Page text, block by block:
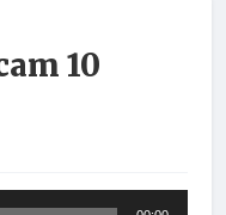
10